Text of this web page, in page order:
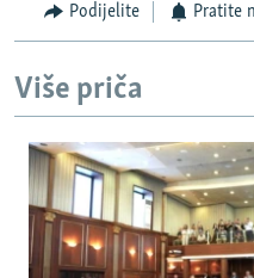
Podijelite Pratite
Više priča